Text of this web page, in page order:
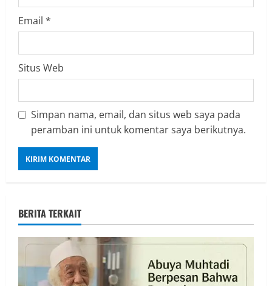
Email *
Situs Web
Simpan nama, email, dan situs web saya pada
peramban ini untuk komentar saya berikutnya.
BERITA TERKAIT